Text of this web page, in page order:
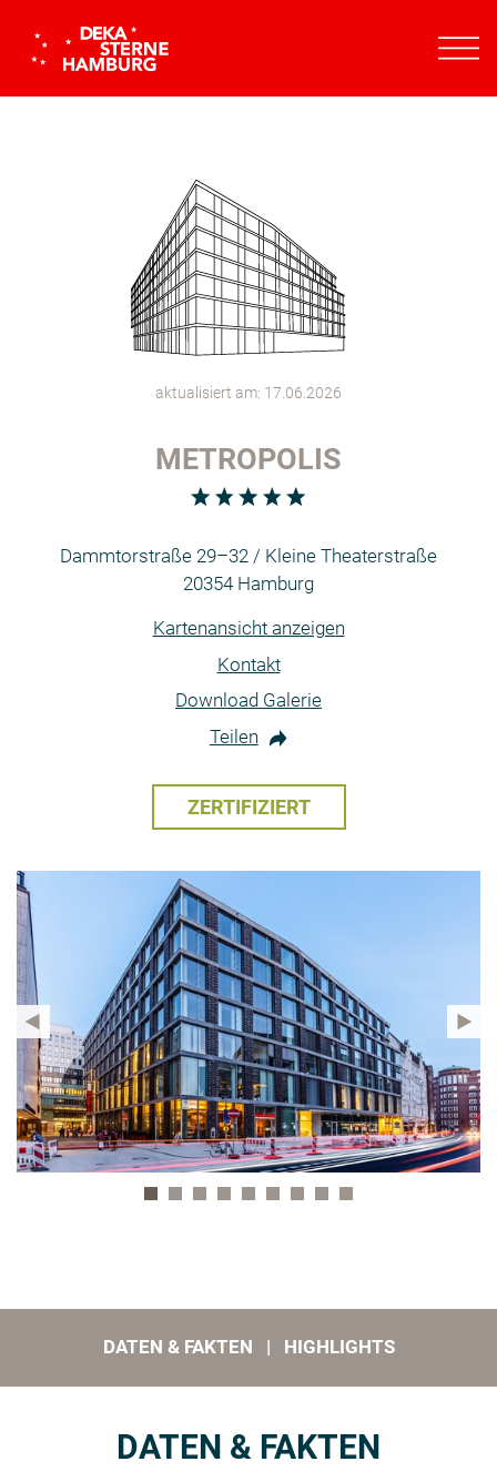
aktualisiert am: 17.06.2026
METROPOLIS
Dammtorstraße 29–32 / Kleine Theaterstraße
20354 Hamburg
Kartenansicht anzeigen
Kontakt
Download Galerie
Teilen
ZERTIFIZIERT
DATEN & FAKTEN | HIGHLIGHTS
DATEN & FAKTEN